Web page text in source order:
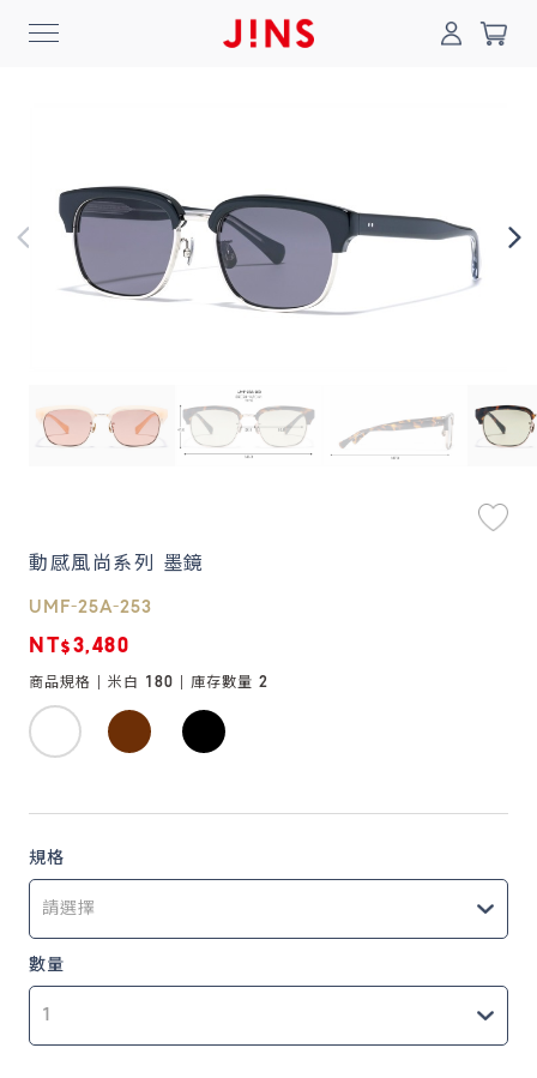
登入/註冊 門市一覽
最新消息
Collection
鏡片說明
Lens
常見問題
FAQ
0
動感風尚系列 墨鏡
UMF-25A-253
NT$3,480
商品規格 | 米白 180 | 庫存數量 2
規格
數量